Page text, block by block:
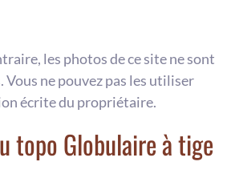
les photos de ce site ne sont
Vous ne pouvez pas les utiliser
écrite du propriétaire.
topo Globulaire à tige